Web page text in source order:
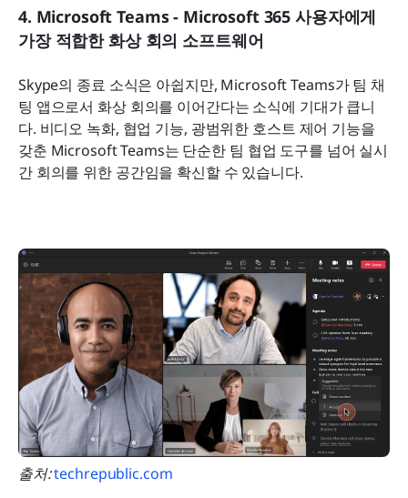
4. Microsoft Teams - Microsoft 365 사용자에게
가장 적합한 화상 회의 소프트웨어
Skype의 종료 소식은 아쉽지만, Microsoft Teams가 팀 채
팅 앱으로서 화상 회의를 이어간다는 소식에 기대가 큽니
다. 비디오 녹화, 협업 기능, 광범위한 호스트 제어 기능을
갖춘 Microsoft Teams는 단순한 팀 협업 도구를 넘어 실시
간 회의를 위한 공간임을 확신할 수 있습니다.
출처: techrepublic.com